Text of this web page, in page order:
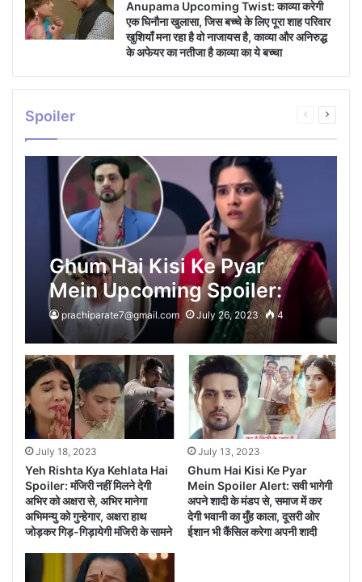
Anupama Upcoming Twist: काव्या करेगी
एक घिनौना खुलासा, जिस बच्चे के लिए पूरा शाह परिवार
खुशियाँ मना रहा है वो नाजायस है, काव्या और अनिरुद्ध
के अफेयर का नतीजा है काव्या का ये बच्चा
Spoiler
Previous
Next
Ghum Hai Kisi Ke Pyar
Mein Upcoming Spoiler:
रीवा के धोके से टूट चूका है ईशान,
सवी को अपने करियर के लिए अपनी
खुद की शादी से भागके आने पर ईशान
ने खूब सुनाया सवी को
prachiparate7@gmail.com July 26, 2023 4
July 18, 2023
Yeh Rishta Kya Kehlata Hai
Spoiler: मंजिरी नहीं मिलने देगी
अभिर को अक्षरा से, अभिर मानेगा
अभिमन्यु को गुन्हेगार, अक्षरा हाथ
जोड़कर गिड़-गिड़ायेगी मंजिरी के सामने
July 13, 2023
Ghum Hai Kisi Ke Pyar
Mein Spoiler Alert: सवी भागेगी
अपने शादी के मंडप से, समाज में कर
देगी भवानी का मुँह काला, दूसरी ओर
ईशान भी कैंसिल करेगा अपनी शादी